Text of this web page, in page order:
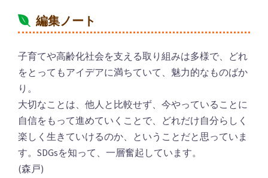
編集ノート
子育てや高齢化社会を支える取り組みは多様で、どれ
をとってもアイデアに満ちていて、魅力的なものばか
り。
大切なことは、他人と比較せず、今やっていることに
自信をもって進めていくことで、どれだけ自分らしく
楽しく生きていけるのか、ということだと思っていま
す。SDGsを知って、一層奮起しています。
(森戸)